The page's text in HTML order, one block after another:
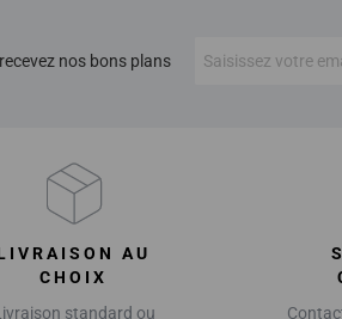
nos bons plans
AU
CHOIX
standard ou